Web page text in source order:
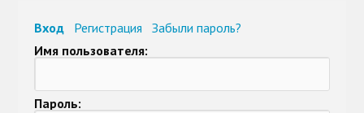
Вход Регистрация
Забыли пароль?
Имя пользователя:
Пароль: